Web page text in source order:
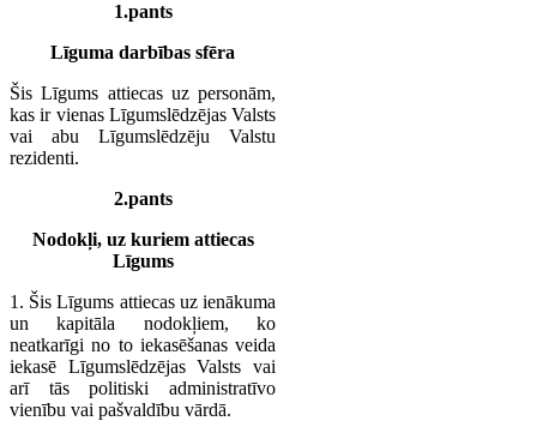
1.pants
Līguma darbības sfēra
Šis Līgums attiecas uz personām,
kas ir vienas Līgumslēdzējas Valsts
vai abu Līgumslēdzēju Valstu
rezidenti.
2.pants
Nodokļi, uz kuriem attiecas
Līgums
1. Šis Līgums attiecas uz ienākuma
un kapitāla nodokļiem, ko
neatkarīgi no to iekasēšanas veida
iekasē Līgumslēdzējas Valsts vai
arī tās politiski administratīvo
vienību vai pašvaldību vārdā.